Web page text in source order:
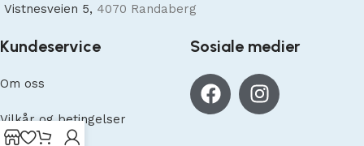
Vistnesveien 5, 4070 Randaberg
Kundeservice
Om oss
Vilkår og betingelser
Sosiale medier